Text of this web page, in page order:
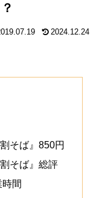
2024.12.24
そば』850円
そば』総評
時間